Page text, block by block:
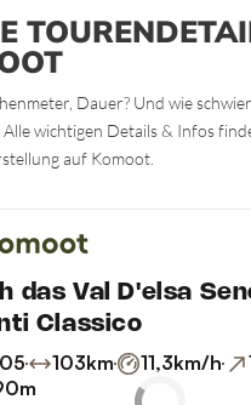
Dauer? Und wie
Alle wichtigen Details & Infos
auf Komoot.